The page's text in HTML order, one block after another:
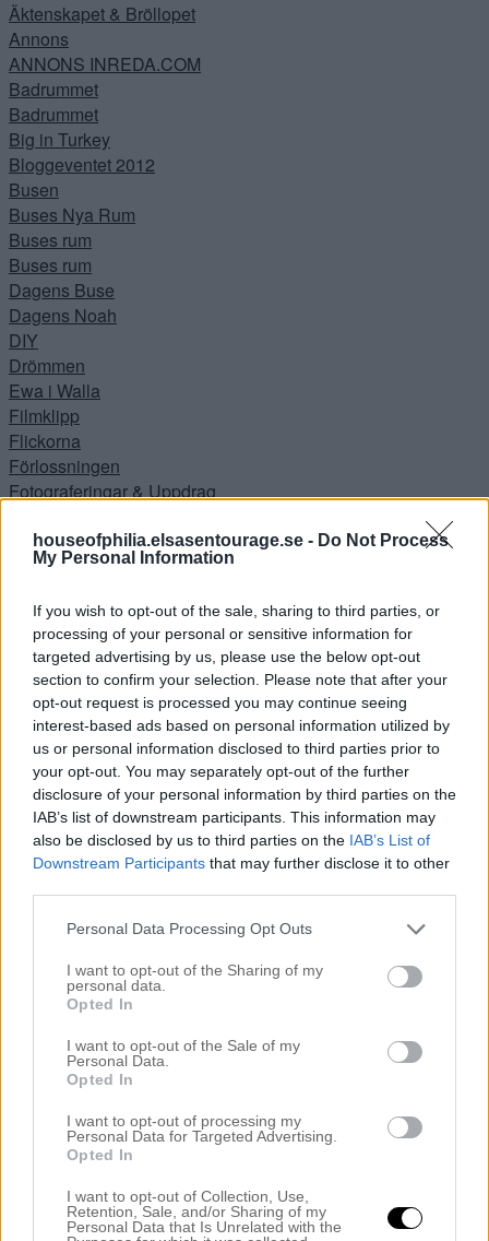
houseofphilia.elsasentourage.se - Do Not Process
My Personal Information
If you wish to opt-out of the sale, sharing to third parties, or
processing of your personal or sensitive information for
targeted advertising by us, please use the below opt-out
section to confirm your selection. Please note that after your
opt-out request is processed you may continue seeing
interest-based ads based on personal information utilized by
us or personal information disclosed to third parties prior to
your opt-out. You may separately opt-out of the further
disclosure of your personal information by third parties on the
IAB’s list of downstream participants. This information may
also be disclosed by us to third parties on the IAB’s List of
Downstream Participants that may further disclose it to other
Personal Data Processing Opt Outs
I want to opt-out of the Sharing of my
personal data.
Opted In
I want to opt-out of the Sale of my
Personal Data.
Opted In
I want to opt-out of processing my
Personal Data for Targeted Advertising.
Opted In
I want to opt-out of Collection, Use,
Retention, Sale, and/or Sharing of my
Personal Data that Is Unrelated with the
Äktenskapet & Bröllopet
Annons
ANNONS INREDA.COM
Badrummet
Badrummet
Big in Turkey
Bloggeventet 2012
Busen
Buses Nya Rum
Buses rum
Buses rum
Dagens Buse
Dagens Noah
DIY
Drömmen
Ewa i Walla
Filmklipp
Flickorna
Förlossningen
Fotograferingar & Uppdrag
Hallen
INNEHÅLLER REKLAMLÄNK – PRODUKT KÖPT MED
INNEHÅLLER REKLAMLÄNKAR
JUL
Jul i Lanthandeln
JULGOTT
Julhysterin 2014
Julkalendern
Julpeppen 2016
Kejsarsnittet
Köket
Kontoret
Lanthandeln
Lilla hallen
Lutande Huset
Mode – Skönhet
Nestinghysterin
Nestinghysterin 2.0
Noahs rum
Okategoriserade
Önskerubrik
Ovanvåningen
Preggo igen
PRESSUTSKICK